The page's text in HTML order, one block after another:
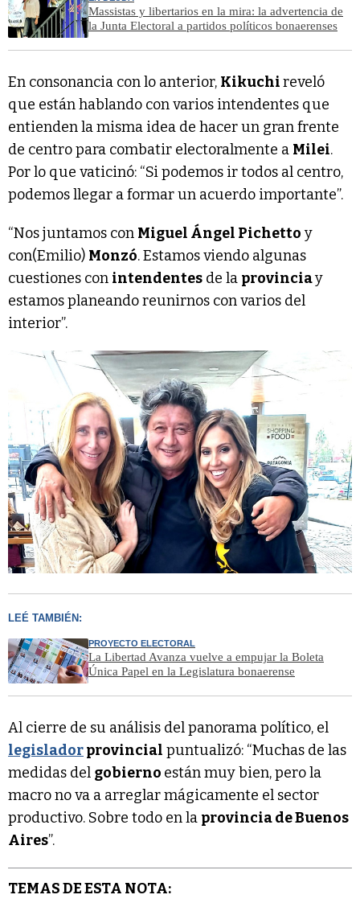
Massistas y libertarios en la mira: la advertencia de
la Junta Electoral a partidos políticos bonaerenses
En consonancia con lo anterior, Kikuchireveló
que están hablando con varios intendentes que
entienden la misma idea de hacer un gran frente
de centro para combatir electoralmente a Milei.
Por lo que vaticinó: “Si podemos ir todos al centro,
podemos llegar a formar un acuerdo importante”.
“Nos juntamos con Miguel Ángel Pichetto y
con(Emilio) Monzó. Estamos viendo algunas
cuestiones con intendentes de la provinciay
estamos planeando reunirnos con varios del
interior”.
LEÉ TAMBIÉN:
PROYECTO ELECTORAL
La Libertad Avanza vuelve a empujar la Boleta
Única Papel en la Legislatura bonaerense
Al cierre de su análisis del panorama político, el
legisladorprovincial puntualizó: “Muchas de las
medidas del gobierno están muy bien, pero la
macro no va a arreglar mágicamente el sector
productivo. Sobre todo en la provincia de Buenos
Aires”.
TEMAS DE ESTA NOTA: